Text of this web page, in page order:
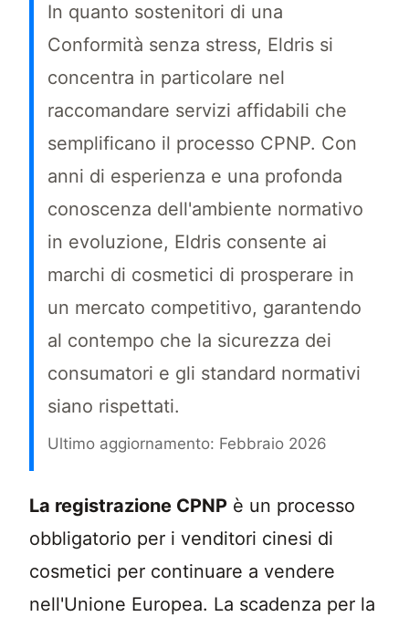
In quanto sostenitori di una
Conformità senza stress, Eldris si
concentra in particolare nel
raccomandare servizi affidabili che
semplificano il processo CPNP. Con
anni di esperienza e una profonda
conoscenza dell'ambiente normativo
in evoluzione, Eldris consente ai
marchi di cosmetici di prosperare in
un mercato competitivo, garantendo
al contempo che la sicurezza dei
consumatori e gli standard normativi
siano rispettati.
Ultimo aggiornamento: Febbraio 2026
La registrazione CPNP è un processo di
La registrazione CPNP è un processo
obbligatorio per i venditori cinesi di
cosmetici per continuare a vendere
nell'Unione Europea. La scadenza per la